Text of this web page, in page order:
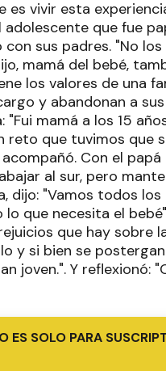
vivir esta
adolescente que fue
sus padres. "No
mamá del bebé,
los valores de una
y abandonan a
mamá a los 15
reto que tuvimos que
Con el
al sur, pero
dijo: "Vamos todos
que necesita el
que hay sobre
y si bien se
joven.". Y reflexionó:
ES SOLO PARA